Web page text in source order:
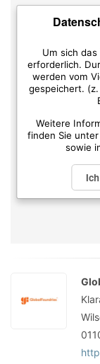
Um sich
erforderlich.
werden vom
gespeichert.
Weitere
finden Sie unter
sowie